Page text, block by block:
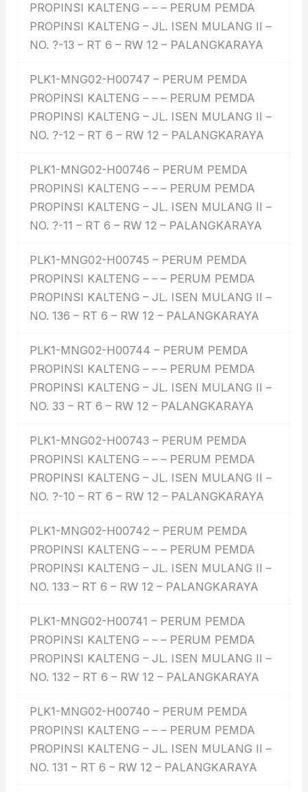
PROPINSI KALTENG – – – PERUM PEMDA
PROPINSI KALTENG – JL. ISEN MULANG II –
NO. ?-13 – RT 6 – RW 12 – PALANGKARAYA
PLK1-MNG02-H00747 – PERUM PEMDA
PROPINSI KALTENG – – – PERUM PEMDA
PROPINSI KALTENG – JL. ISEN MULANG II –
NO. ?-12 – RT 6 – RW 12 – PALANGKARAYA
PLK1-MNG02-H00746 – PERUM PEMDA
PROPINSI KALTENG – – – PERUM PEMDA
PROPINSI KALTENG – JL. ISEN MULANG II –
NO. ?-11 – RT 6 – RW 12 – PALANGKARAYA
PLK1-MNG02-H00745 – PERUM PEMDA
PROPINSI KALTENG – – – PERUM PEMDA
PROPINSI KALTENG – JL. ISEN MULANG II –
NO. 136 – RT 6 – RW 12 – PALANGKARAYA
PLK1-MNG02-H00744 – PERUM PEMDA
PROPINSI KALTENG – – – PERUM PEMDA
PROPINSI KALTENG – JL. ISEN MULANG II –
NO. 33 – RT 6 – RW 12 – PALANGKARAYA
PLK1-MNG02-H00743 – PERUM PEMDA
PROPINSI KALTENG – – – PERUM PEMDA
PROPINSI KALTENG – JL. ISEN MULANG II –
NO. ?-10 – RT 6 – RW 12 – PALANGKARAYA
PLK1-MNG02-H00742 – PERUM PEMDA
PROPINSI KALTENG – – – PERUM PEMDA
PROPINSI KALTENG – JL. ISEN MULANG II –
NO. 133 – RT 6 – RW 12 – PALANGKARAYA
PLK1-MNG02-H00741 – PERUM PEMDA
PROPINSI KALTENG – – – PERUM PEMDA
PROPINSI KALTENG – JL. ISEN MULANG II –
NO. 132 – RT 6 – RW 12 – PALANGKARAYA
PLK1-MNG02-H00740 – PERUM PEMDA
PROPINSI KALTENG – – – PERUM PEMDA
PROPINSI KALTENG – JL. ISEN MULANG II –
NO. 131 – RT 6 – RW 12 – PALANGKARAYA